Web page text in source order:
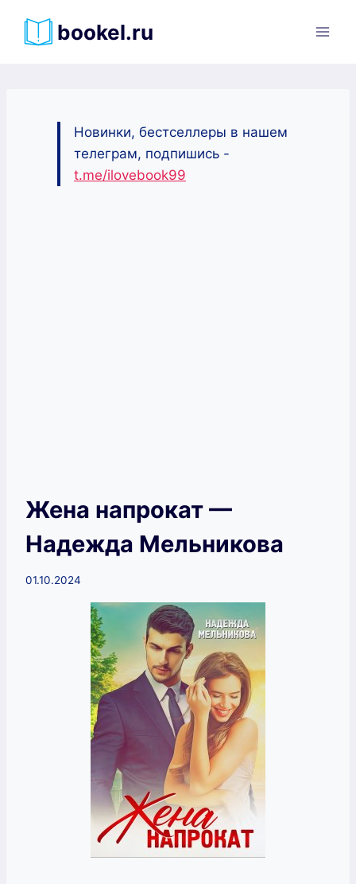
bookel.ru
Новинки, бестселлеры в нашем
телеграм, подпишись -
t.me/ilovebook99
Жена напрокат —
Надежда Мельникова
01.10.2024